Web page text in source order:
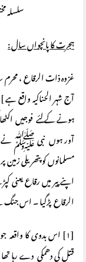
سلسلہ
ہجرت کا پانچواں سال :
آج شہر الحناکیہ واقع ہے
ہونے کے لئے فوجیں
آور ہوں نبی ﷺ نے ان
مسلمانوں کو پتھریلی
اپنے پیر میں رقاع
الرقاع پڑگیا ۔ اس
[۱] اس بدوی کا واقعہ